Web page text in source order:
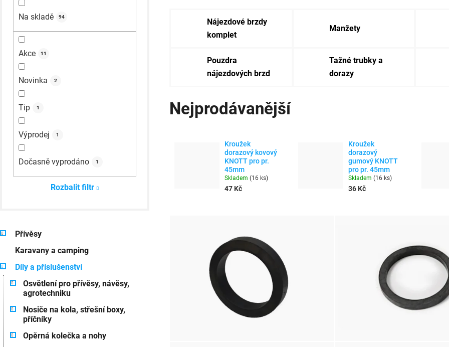
Na skladě 94
Akce 11
Novinka 2
Tip 1
Výprodej 1
Dočasně vyprodáno 1
Rozbalit filtr
Přeskočit
K
e
g
o
e
Přívěsy
Karavany a camping
Díly a příslušenství
Osvětlení pro přívěsy, návěsy,
agrotechniku
Nosiče na kola, střešní boxy,
příčníky
Opěrná kolečka a nohy
Nájezdové brzdy
komplet
Manžety
Pouzdra
nájezdových brzd
Tažné trubky a
dorazy
Nejprodávanější
Kroužek
dorazový kovový
KNOTT pro pr.
45mm
Skladem (16 ks)
47 Kč
Kroužek
dorazový
gumový KNOTT
pro pr. 45mm
Skladem (16 ks)
36 Kč